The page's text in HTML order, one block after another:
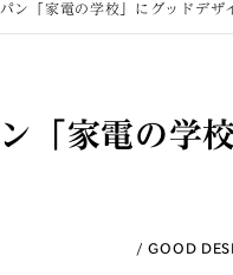
ン「家電の学校」にグッドデザ
「家電の学
GOOD